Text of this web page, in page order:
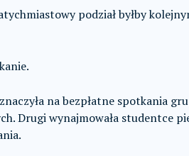
podział byłby
na bezpłatne spotkania
Drugi wynajmowała studentce